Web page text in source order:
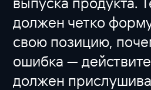
должен четко
свою позицию,
ошибка —
должен